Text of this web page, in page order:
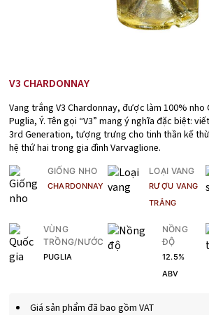
V3 CHARDONNAY
Vang trắng V3 Chardonnay, được làm 100% nho
Puglia, Ý. Tên gọi “V3” mang ý nghĩa đặc biệt:
3rd Generation, tượng trưng cho tinh thần kế
hệ thứ hai trong gia đình Varvaglione.
GIỐNG NHO
CHARDONNAY
LOẠI VANG
RƯỢU VANG
TRẮNG
VÙNG
TRỒNG/NƯỚC
PUGLIA
NỒNG
ĐỘ
12.5%
ABV
Giá sản phẩm đã bao gồm VAT